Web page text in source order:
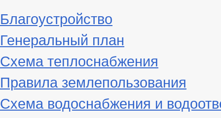
Благоустройство
Генеральный план
Схема теплоснабжения
Правила землепользования
Схема водоснабжения и